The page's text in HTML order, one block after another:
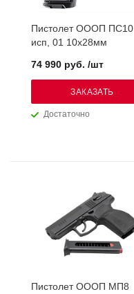
Пистолет ОООП ПС10
исп, 01 10х28мм
Достаточно
74 990 руб. /шт
ЗАКАЗАТЬ
Пистолет ОООП МП8